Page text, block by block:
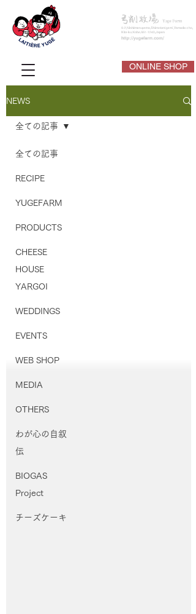
ONLINE SHOP
NEWS
全ての記事
RECIPE
YUGEFARM
PRODUCTS
CHEESE
HOUSE
YARGOI
WEDDINGS
EVENTS
WEB SHOP
MEDIA
OTHERS
わが心の自叙
伝
BIOGAS
Project
チーズケーキ
全ての記事